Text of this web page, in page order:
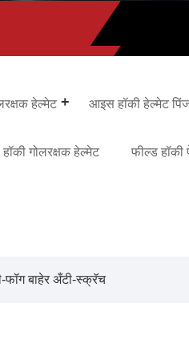
हेल्मेट आइस हॉकी हेल्मेट
गोलरक्षक हेल्मेट फील्ड
बाहेर अँटी-स्क्रॅच